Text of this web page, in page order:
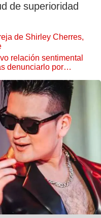
de superioridad
de Shirley Cherres,
relación sentimental
denunciarlo por